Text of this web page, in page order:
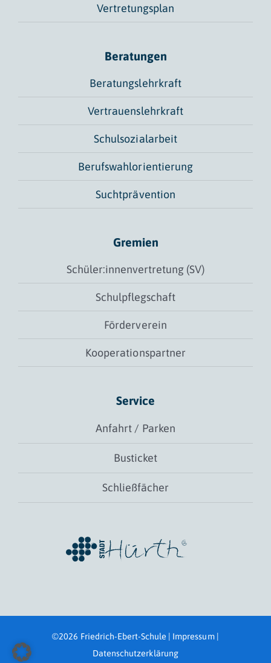
Vertretungsplan
Beratungen
Beratungslehrkraft
Vertrauenslehrkraft
Schulsozialarbeit
Berufswahlorientierung
Suchtprävention
Gremien
Schüler:innenvertretung (SV)
Schulpflegschaft
Förderverein
Kooperationspartner
Service
Anfahrt / Parken
Busticket
Schließfächer
©2026 Friedrich-Ebert-Schule | Impressum|
Datenschutzerklärung